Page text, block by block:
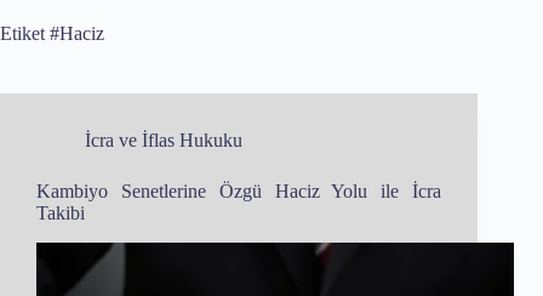
Etiket #Haciz
İcra ve İflas Hukuku
Kambiyo Senetlerine Özgü Haciz Yolu ile İcra
Takibi